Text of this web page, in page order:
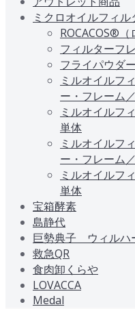
ミクロオイルフィ
ROCACOS®（
フィルターフ
フライパウダー
ミルオイルフ
ー・フレーム
ミルオイルフ
単体
ミルオイルフ
ー・フレーム
ミルオイルフ
単体
宝箱酵素
島静代
巨勢典子 ウィルハ
救急QR
食肉卸くらや
LOVACCA
Medal